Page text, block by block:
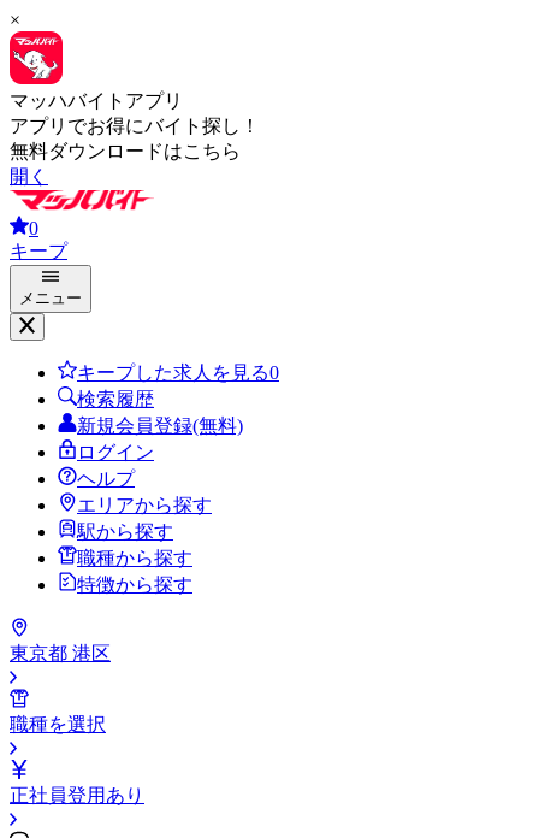
×
マッハバイトアプリ
アプリでお得にバイト探し！
無料ダウンロードはこちら
開く
0
キープ
メニュー
キープした求人を見る0
検索履歴
新規会員登録(無料)
ログイン
ヘルプ
エリアから探す
駅から探す
職種から探す
特徴から探す
東京都 港区
職種を選択
正社員登用あり